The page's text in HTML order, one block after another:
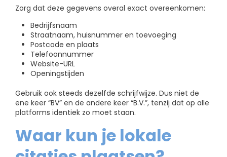
Zorg dat deze gegevens overal exact overeenkomen:
Bedrijfsnaam
Straatnaam, huisnummer en toevoeging
Postcode en plaats
Telefoonnummer
Website-URL
Openingstijden
Gebruik ook steeds dezelfde schrijfwijze. Dus niet de
ene keer “BV” en de andere keer “B.V.”, tenzij dat op alle
platforms identiek zo moet staan.
Waar kun je lokale